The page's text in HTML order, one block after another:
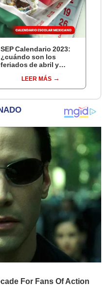
SEP Calendario 2023:
¿cuándo son los
feriados de abril y
escolar modificada
LEER MÁS